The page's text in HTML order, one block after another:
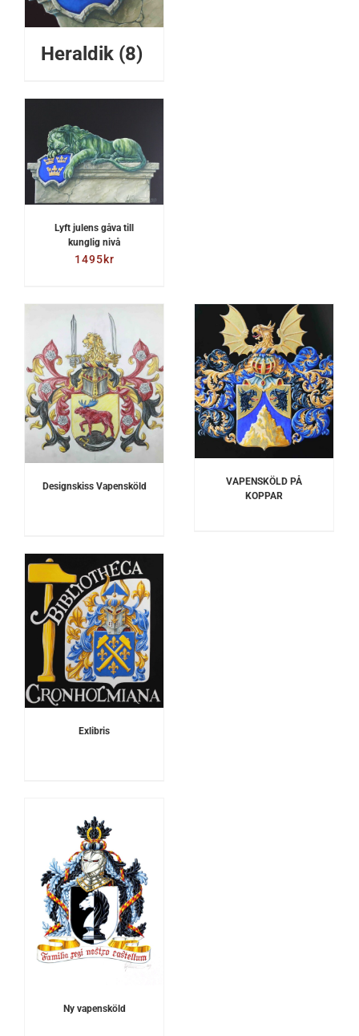
Heraldik (8)
Lyft julens gåva till
kunglig nivå
1495kr
Designskiss Vapensköld
DETALJER
VAPENSKÖLD PÅ
KOPPAR
Exlibris
Ny vapensköld